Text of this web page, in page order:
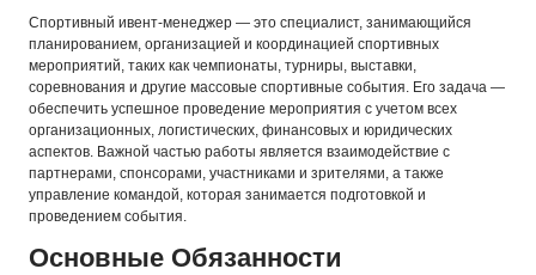
Спортивный ивент-менеджер — это специалист, занимающийся
планированием, организацией и координацией спортивных
мероприятий, таких как чемпионаты, турниры, выставки,
соревнования и другие массовые спортивные события. Его задача —
обеспечить успешное проведение мероприятия с учетом всех
организационных, логистических, финансовых и юридических
аспектов. Важной частью работы является взаимодействие с
партнерами, спонсорами, участниками и зрителями, а также
управление командой, которая занимается подготовкой и
проведением события.
Основные Обязанности